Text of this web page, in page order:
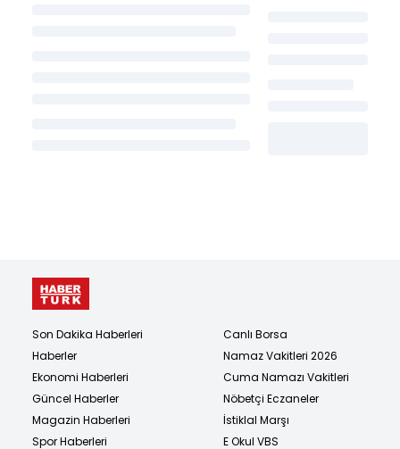
Son Dakika Haberleri
Haberler
Ekonomi Haberleri
Güncel Haberler
Magazin Haberleri
Spor Haberleri
Canlı Borsa
Namaz Vakitleri 2026
Cuma Namazı Vakitleri
Nöbetçi Eczaneler
İstiklal Marşı
E Okul VBS